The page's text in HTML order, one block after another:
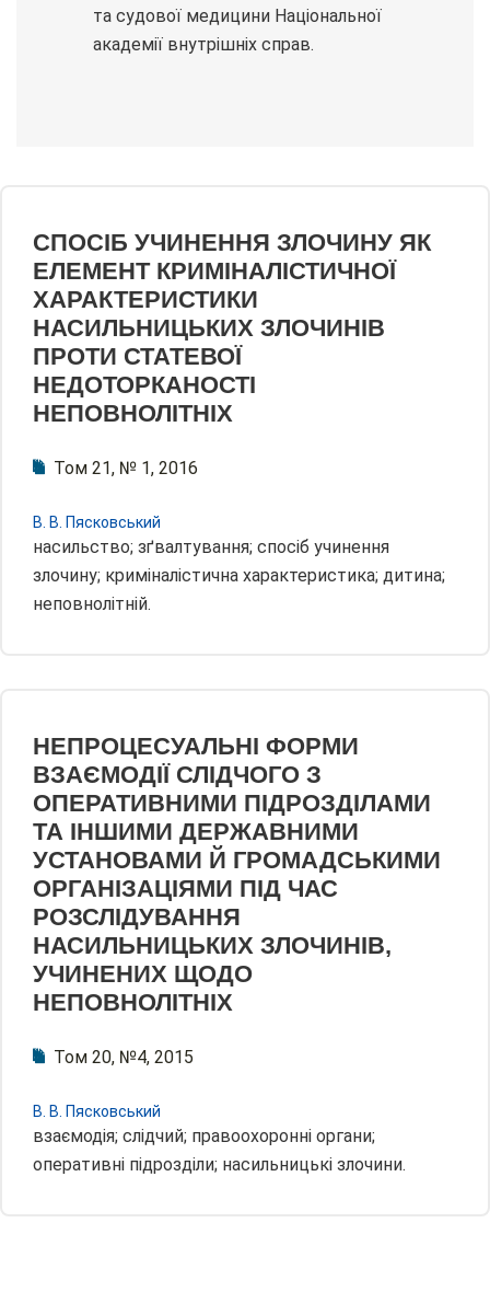
та судової медицини Національної
академії внутрішніх справ.
СПОСІБ УЧИНЕННЯ ЗЛОЧИНУ ЯК
ЕЛЕМЕНТ КРИМІНАЛІСТИЧНОЇ
ХАРАКТЕРИСТИКИ
НАСИЛЬНИЦЬКИХ ЗЛОЧИНІВ
ПРОТИ СТАТЕВОЇ
НЕДОТОРКАНОСТІ
НЕПОВНОЛІТНІХ
Том 21, № 1, 2016
В. В. Пясковський
насильство; зґвалтування; спосіб учинення
злочину; криміналістична характеристика; дитина;
неповнолітній.
НЕПРОЦЕСУАЛЬНІ ФОРМИ
ВЗАЄМОДІЇ СЛІДЧОГО З
ОПЕРАТИВНИМИ ПІДРОЗДІЛАМИ
ТА ІНШИМИ ДЕРЖАВНИМИ
УСТАНОВАМИ Й ГРОМАДСЬКИМИ
ОРГАНІЗАЦІЯМИ ПІД ЧАС
РОЗСЛІДУВАННЯ
НАСИЛЬНИЦЬКИХ ЗЛОЧИНІВ,
УЧИНЕНИХ ЩОДО
НЕПОВНОЛІТНІХ
Том 20, №4, 2015
В. В. Пясковський
взаємодія; слідчий; правоохоронні органи;
оперативні підрозділи; насильницькі злочини.